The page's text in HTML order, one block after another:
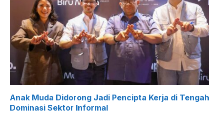
Anak Muda Didorong Jadi Pencipta Kerja di Tengah
Dominasi Sektor Informal